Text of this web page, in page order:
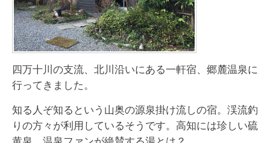
四万十川の支流、北川沿いにある一軒宿、郷麓温泉に
行ってきました。
知る人ぞ知るという山奥の源泉掛け流しの宿。渓流釣
りの方々が利用しているそうです。高知には珍しい硫